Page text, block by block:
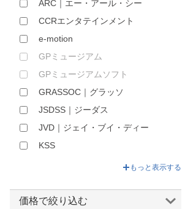
お知らせ
ARC｜エー・アール・シー
CCRエンタテインメント
e-motion
GPミュージアム
GPミュージアムソフト
GRASSOC｜グラッソ
JSDSS｜ジーダス
JVD｜ジェイ・ブイ・ディー
KSS
LAPONE ENTERTAINMENT
Universal Entertainment
もっと表示する
価格で絞り込む